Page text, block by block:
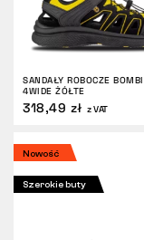
ARTYKUŁY
LABORATORIUM
SKLEP Z BISTRO
ZWROTY
SANDAŁY ROBOCZE
4WIDE ŻÓŁTE
318,49 zł z VAT
Nowość
Szerokie buty